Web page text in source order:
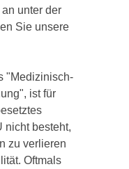
unter der
Sie unsere
"Medizinisch-
ist für
nicht besteht,
zu verlieren
Oftmals